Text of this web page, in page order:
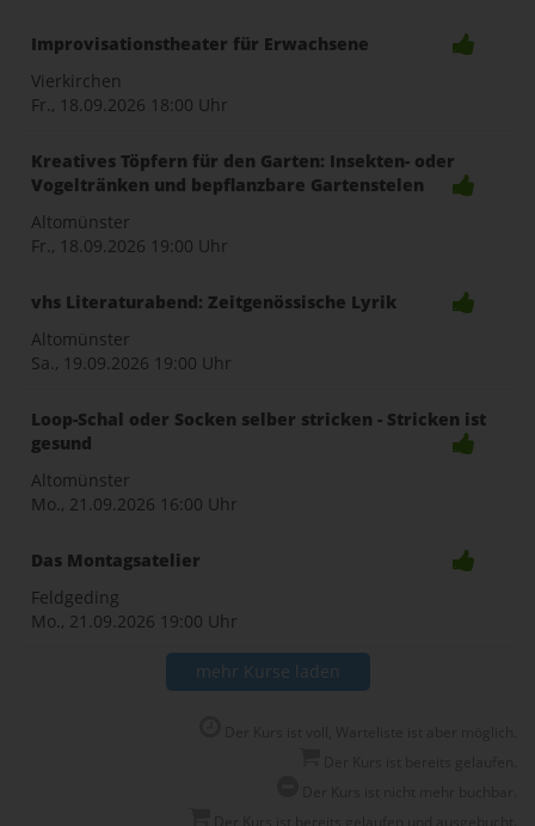
Improvisationstheater für Erwachsene
Vierkirchen
Fr., 18.09.2026 18:00 Uhr
Kreatives Töpfern für den Garten: Insekten- oder
Vogeltränken und bepflanzbare Gartenstelen
Altomünster
Fr., 18.09.2026 19:00 Uhr
vhs Literaturabend: Zeitgenössische Lyrik
Altomünster
Sa., 19.09.2026 19:00 Uhr
Loop-Schal oder Socken selber stricken - Stricken ist
gesund
Altomünster
Mo., 21.09.2026 16:00 Uhr
Das Montagsatelier
Feldgeding
Mo., 21.09.2026 19:00 Uhr
mehr Kurse laden